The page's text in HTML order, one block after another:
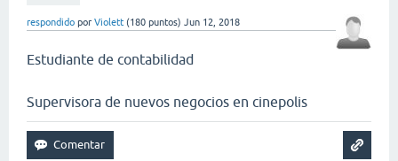
respondido por Violett (180 puntos) Jun 12, 2018
Estudiante de contabilidad
Supervisora de nuevos negocios en cinepolis